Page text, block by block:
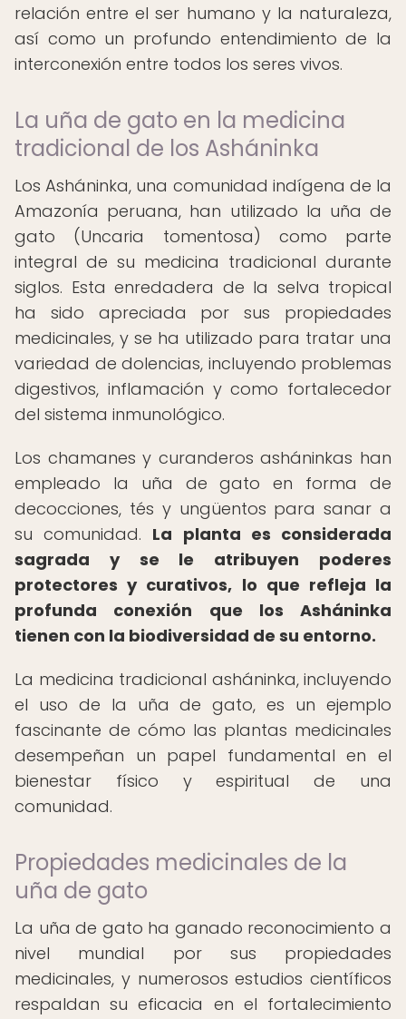
relación entre el ser humano y la naturaleza,
así como un profundo entendimiento de la
interconexión entre todos los seres vivos.
La uña de gato en la medicina
tradicional de los Asháninka
Los Asháninka, una comunidad indígena de la
Amazonía peruana, han utilizado la uña de
gato (Uncaria tomentosa) como parte
integral de su medicina tradicional durante
siglos. Esta enredadera de la selva tropical
ha sido apreciada por sus propiedades
medicinales, y se ha utilizado para tratar una
variedad de dolencias, incluyendo problemas
digestivos, inflamación y como fortalecedor
del sistema inmunológico.
Los chamanes y curanderos asháninkas han
empleado la uña de gato en forma de
decocciones, tés y ungüentos para sanar a
su comunidad. La planta es considerada
sagrada y se le atribuyen poderes
protectores y curativos, lo que refleja la
profunda conexión que los Asháninka
tienen con la biodiversidad de su entorno.
La medicina tradicional asháninka, incluyendo
el uso de la uña de gato, es un ejemplo
fascinante de cómo las plantas medicinales
desempeñan un papel fundamental en el
bienestar físico y espiritual de una
comunidad.
Propiedades medicinales de la
uña de gato
La uña de gato ha ganado reconocimiento a
nivel mundial por sus propiedades
medicinales, y numerosos estudios científicos
respaldan su eficacia en el fortalecimiento